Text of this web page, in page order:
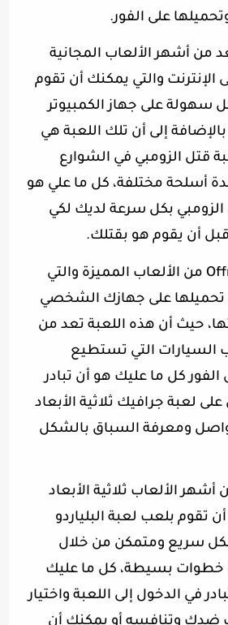
على الفور.
من أشهر الألعاب المجانية
الإنترنت والتي يمكنك أن تقوم
سهولة على جهاز الكمبيوتر
إلى أن تلك اللعبة هي
قتل الزومبي في الشوارع
أسلحة مختلفة، كل ما علي هو
الزومبي بكل سرعة لديك لكي
أن يقوم هو بقتلك.
من الألعاب المميزة والتي
على جهازك الشخصي
حيث أن هذه اللعبة تعد من
السيارات التي تستطيع
الفور كل ما عليك هو أن تبادر
لعبة جرافيك ثلاثية الأبعاد
ومعرفة السباق بالشكل
أشهر الألعاب ثلاثية الأبعاد
تقوم بلعب لعبة البلياردو
سريع ومتمكن من خلال
خطوات بسيطة، كل ما عليك
في الدخول إلى اللعبة واختيار